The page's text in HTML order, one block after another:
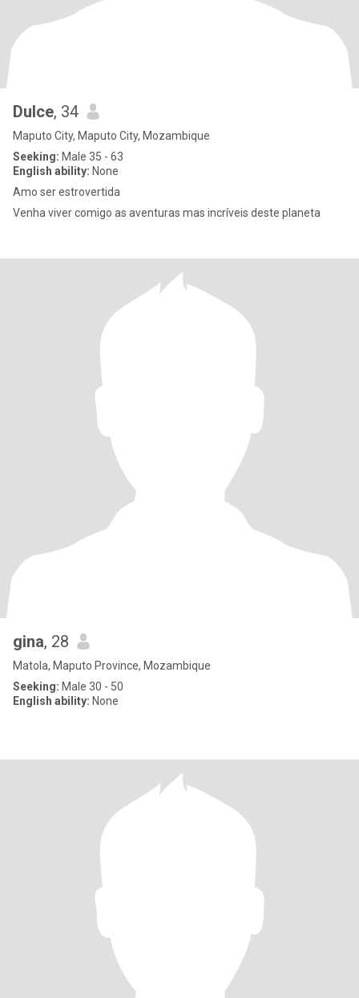
Dulce, 34
Maputo City, Maputo City, Mozambique
Seeking: Male 35 - 63
English ability: None
Amo ser estrovertida
Venha viver comigo as aventuras mas incríveis deste planeta
gina, 28
Matola, Maputo Province, Mozambique
Seeking: Male 30 - 50
English ability: None